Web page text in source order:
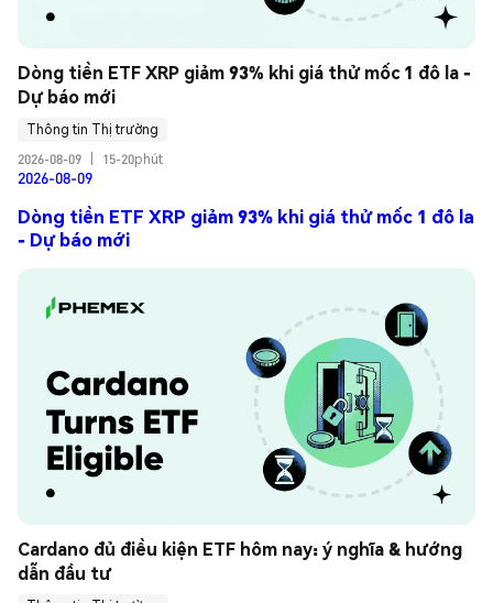
Dòng tiền ETF XRP giảm 93% khi giá thử mốc 1 đô la -
Dự báo mới
Thông tin Thị trường
2026-08-09
15-20phút
2026-08-09
Dòng tiền ETF XRP giảm 93% khi giá thử mốc 1 đô la
- Dự báo mới
Cardano đủ điều kiện ETF hôm nay: ý nghĩa & hướng
dẫn đầu tư